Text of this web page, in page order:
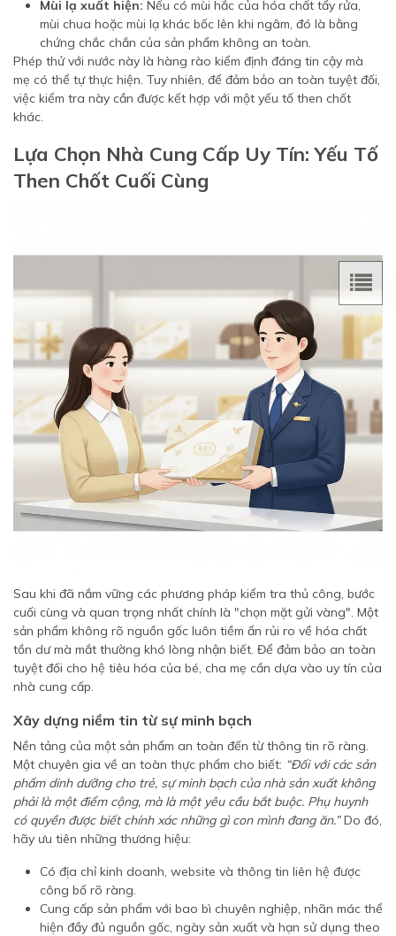
Mùi lạ xuất hiện: Nếu có mùi hắc của hóa chất tẩy rửa,
mùi chua hoặc mùi lạ khác bốc lên khi ngâm, đó là bằng
chứng chắc chắn của sản phẩm không an toàn.
Phép thử với nước này là hàng rào kiểm định đáng tin cậy mà
mẹ có thể tự thực hiện. Tuy nhiên, để đảm bảo an toàn tuyệt đối,
việc kiểm tra này cần được kết hợp với một yếu tố then chốt
khác.
Lựa Chọn Nhà Cung Cấp Uy Tín: Yếu Tố
Then Chốt Cuối Cùng
Sau khi đã nắm vững các phương pháp kiểm tra thủ công, bước
cuối cùng và quan trọng nhất chính là "chọn mặt gửi vàng". Một
sản phẩm không rõ nguồn gốc luôn tiềm ẩn rủi ro về hóa chất
tồn dư mà mắt thường khó lòng nhận biết. Để đảm bảo an toàn
tuyệt đối cho hệ tiêu hóa của bé, cha mẹ cần dựa vào uy tín của
nhà cung cấp.
Xây dựng niềm tin từ sự minh bạch
Nền tảng của một sản phẩm an toàn đến từ thông tin rõ ràng.
Một chuyên gia về an toàn thực phẩm cho biết: “Đối với các sản
phẩm dinh dưỡng cho trẻ, sự minh bạch của nhà sản xuất không
phải là một điểm cộng, mà là một yêu cầu bắt buộc. Phụ huynh
có quyền được biết chính xác những gì con mình đang ăn.”Do đó,
hãy ưu tiên những thương hiệu:
Có địa chỉ kinh doanh, website và thông tin liên hệ được
công bố rõ ràng.
Cung cấp sản phẩm với bao bì chuyên nghiệp, nhãn mác thể
hiện đầy đủ nguồn gốc, ngày sản xuất và hạn sử dụng theo